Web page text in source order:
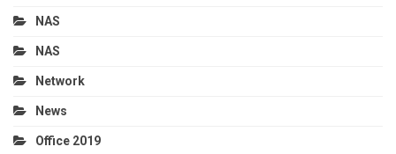
NAS
NAS
Network
News
Office 2019